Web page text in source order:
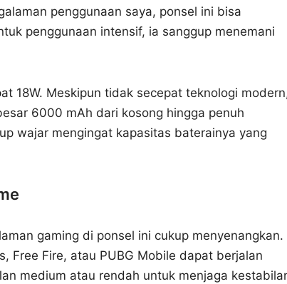
penggunaan saya, ponsel ini bisa
penggunaan intensif, ia sanggup menemani
18W. Meskipun tidak secepat teknologi
6000 mAh dari kosong hingga penuh
wajar mengingat kapasitas baterainya yang
gaming di ponsel ini cukup menyenangkan.
Free Fire, atau PUBG Mobile dapat berjalan
medium atau rendah untuk menjaga